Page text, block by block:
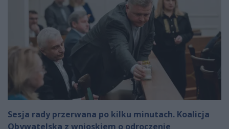
Sesja rady przerwana po kilku minutach. Koalicja
Obywatelska z wnioskiem o odroczenie